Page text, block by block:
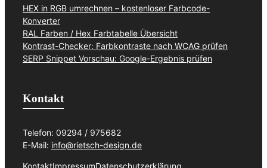
HEX in RGB umrechnen – kostenloser Farbcode-
Konverter
RAL Farben / Hex Farbtabelle Übersicht
Kontrast-Checker: Farbkontraste nach WCAG prüfen
SERP Snippet Vorschau: Google-Ergebnis prüfen
Kontakt
Telefon: 09294 / 975682
E-Mail: info@rietsch-design.de
KontaktImpressumDatenschutzerklärung